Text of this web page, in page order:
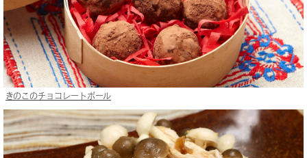
きのこのチョコレートボール